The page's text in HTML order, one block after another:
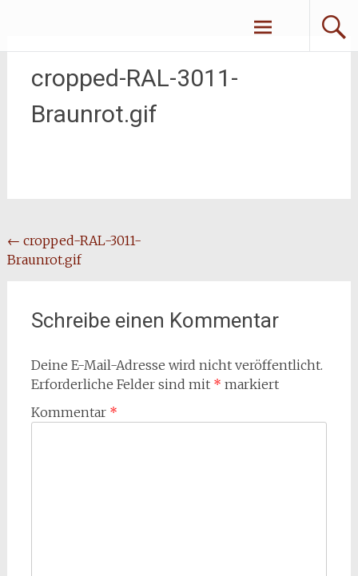
springen
cropped-RAL-3011-
Braunrot.gif
Beitragsnavigation
← cropped-RAL-3011-
Braunrot.gif
Schreibe einen Kommentar
Deine E-Mail-Adresse wird nicht veröffentlicht.
Erforderliche Felder sind mit * markiert
Kommentar *